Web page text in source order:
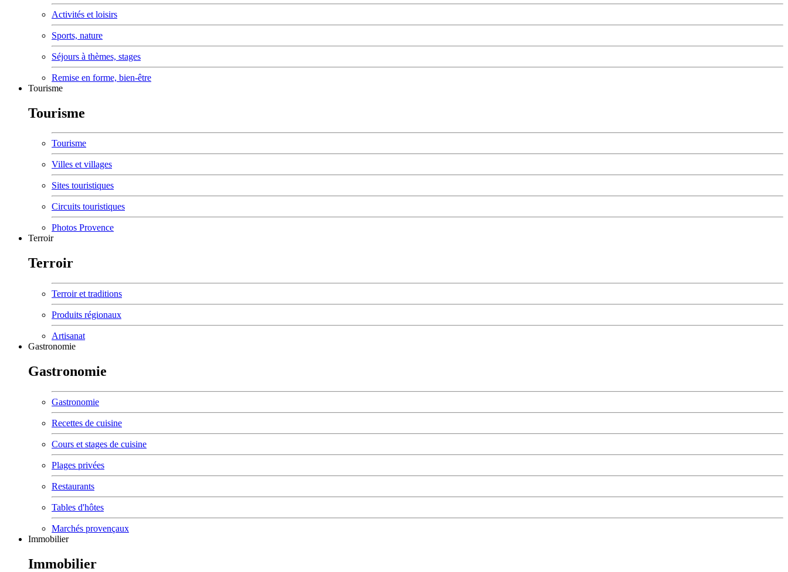
Activités et loisirs
Sports, nature
Séjours à thèmes, stages
Remise en forme, bien-être
Tourisme
Tourisme
Tourisme
Villes et villages
Sites touristiques
Circuits touristiques
Photos Provence
Terroir
Terroir
Terroir et traditions
Produits régionaux
Artisanat
Gastronomie
Gastronomie
Gastronomie
Recettes de cuisine
Cours et stages de cuisine
Plages privées
Restaurants
Tables d'hôtes
Marchés provençaux
Immobilier
Immobilier